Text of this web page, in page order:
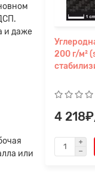
и даже
или
200 г/м²
4